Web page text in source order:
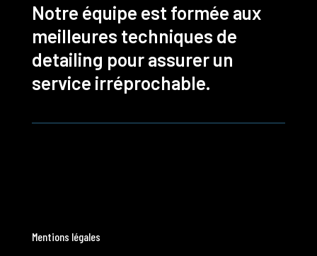
Notre équipe est formée aux
meilleures techniques de
detailing pour assurer un
service irréprochable.
Mentions légales